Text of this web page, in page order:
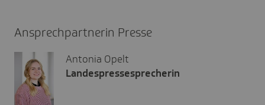
Ansprechpartnerin Presse
Antonia Opelt
Landespressesprecherin